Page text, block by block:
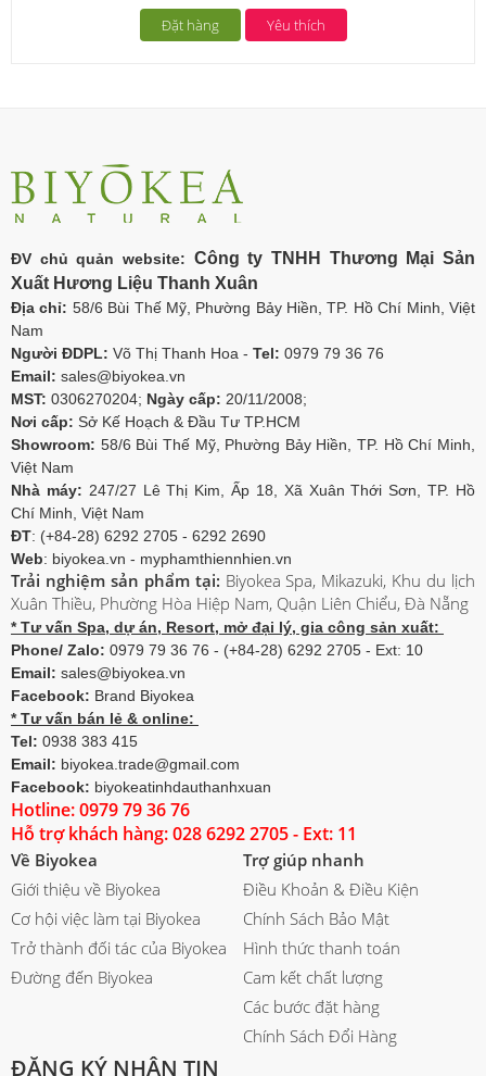
Đặt hàng Yêu thích
ĐV chủ quản website: Công ty TNHH Thương Mại Sản
Xuất Hương Liệu Thanh Xuân
Địa chỉ: 58/6 Bùi Thế Mỹ, Phường Bảy Hiền, TP. Hồ Chí Minh, Việt
Nam
Người ĐDPL: Võ Thị Thanh Hoa - Tel: 0979 79 36 76
Email: sales@biyokea.vn
MST: 0306270204; Ngày cấp: 20/11/2008;
Nơi cấp: Sở Kế Hoạch & Đầu Tư TP.HCM
Showroom: 58/6 Bùi Thế Mỹ, Phường Bảy Hiền, TP. Hồ Chí Minh,
Việt Nam
Nhà máy: 247/27 Lê Thị Kim, Ấp 18, Xã Xuân Thới Sơn, TP. Hồ
Chí Minh, Việt Nam
ĐT: (+84-28) 6292 2705 - 6292 2690
Web: biyokea.vn - myphamthiennhien.vn
Trải nghiệm sản phẩm tại: Biyokea Spa, Mikazuki, Khu du lịch
Xuân Thiều, Phường Hòa Hiệp Nam, Quận Liên Chiểu, Đà Nẵng
* Tư vấn Spa, dự án, Resort, mở đại lý, gia công sản xuất:
Phone/ Zalo: 0979 79 36 76 - (+84-28) 6292 2705 - Ext: 10
Email: sales@biyokea.vn
Facebook: Brand Biyokea
* Tư vấn bán lẻ & online:
Tel: 0938 383 415
Email: biyokea.trade@gmail.com
Facebook: biyokeatinhdauthanhxuan
Hotline: 0979 79 36 76
Hỗ trợ khách hàng: 028 6292 2705 - Ext: 11
Về Biyokea
Giới thiệu về Biyokea
Cơ hội việc làm tại Biyokea
Trở thành đối tác của Biyokea
Đường đến Biyokea
Trợ giúp nhanh
Điều Khoản & Điều Kiện
Chính Sách Bảo Mật
Hình thức thanh toán
Cam kết chất lượng
Các bước đặt hàng
Chính Sách Đổi Hàng
ĐĂNG KÝ NHẬN TIN